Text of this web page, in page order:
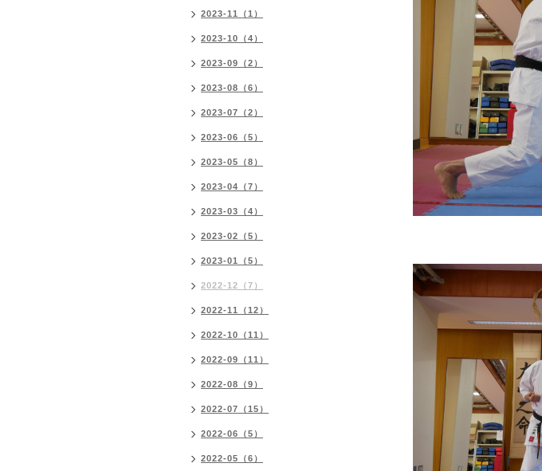
2023-11（1）
2023-10（4）
2023-09（2）
2023-08（6）
2023-07（2）
2023-06（5）
2023-05（8）
2023-04（7）
2023-03（4）
2023-02（5）
2023-01（5）
2022-12（7）
2022-11（12）
2022-10（11）
2022-09（11）
2022-08（9）
2022-07（15）
2022-06（5）
2022-05（6）